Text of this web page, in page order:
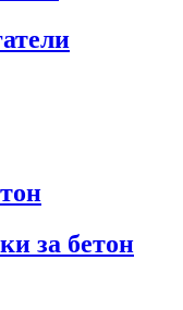
за бетон